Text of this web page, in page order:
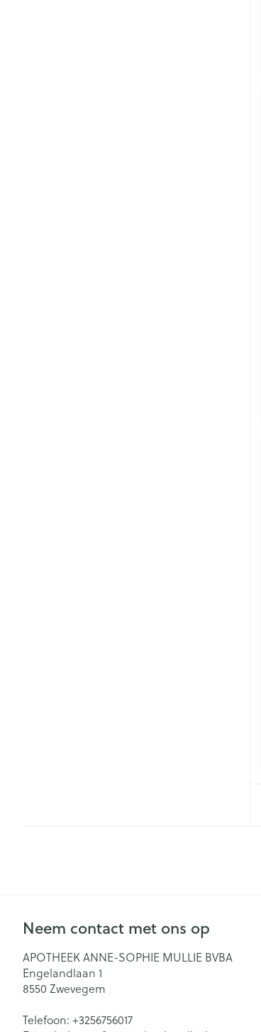
Neem contact met ons op
APOTHEEK ANNE-SOPHIE MULLIE BVBA
Engelandlaan 1
8550 Zwevegem
Telefoon: +3256756017